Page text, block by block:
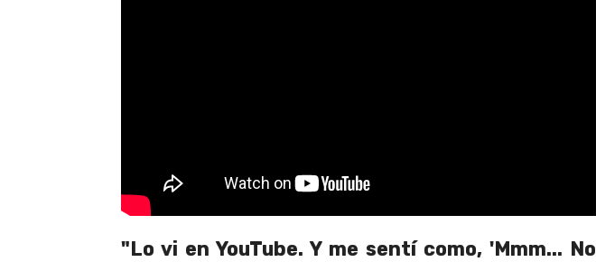
"Lo vi en YouTube. Y me sentí como, 'Mmm... No